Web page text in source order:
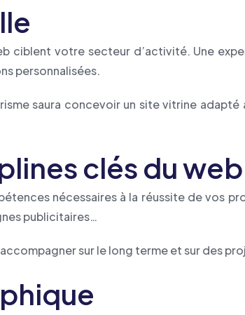
ciblent votre secteur d’activité. Une
personnalisées.
saura concevoir un site vitrine
clés du web
nécessaires à la réussite de vos
publicitaires…
sur le long terme et sur des